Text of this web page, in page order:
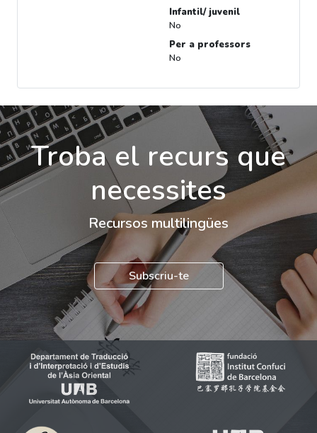
Infantil/ juvenil
No
Per a professors
No
Troba el recurs que
necessites
Recursos multilingües
Subscriu-te